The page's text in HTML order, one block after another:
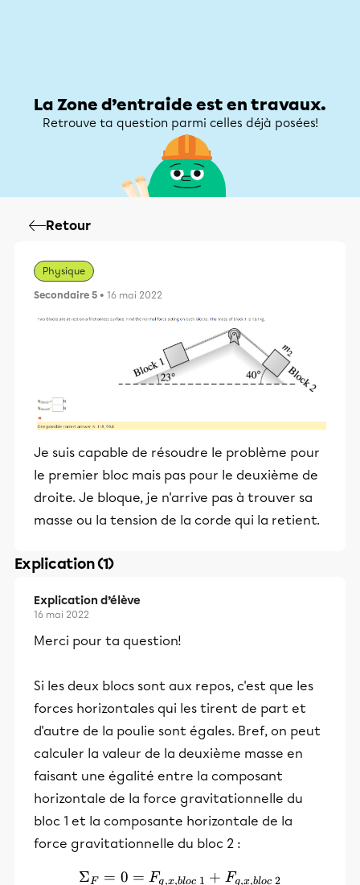
La Zone d’entraide est en travaux.
Retrouve ta question parmi celles déjà posées!
Retour
Physique
Secondaire 5 • 16 mai 2022
Je suis capable de résoudre le problème pour
le premier bloc mais pas pour le deuxième de
droite. Je bloque, je n'arrive pas à trouver sa
masse ou la tension de la corde qui la retient.
Explication (1)
Explication d’élève
16 mai 2022
Merci pour ta question!
Si les deux blocs sont aux repos, c'est que les
forces horizontales qui les tirent de part et
d'autre de la poulie sont égales. Bref, on peut
calculer la valeur de la deuxième masse en
faisant une égalité entre la composant
horizontale de la force gravitationnelle du
bloc 1 et la composante horizontale de la
force gravitationnelle du bloc 2 :
\Sigma_F = 0 =
ΣF = 0 = Fg,x,bloc 1 + Fg,x,bloc 2